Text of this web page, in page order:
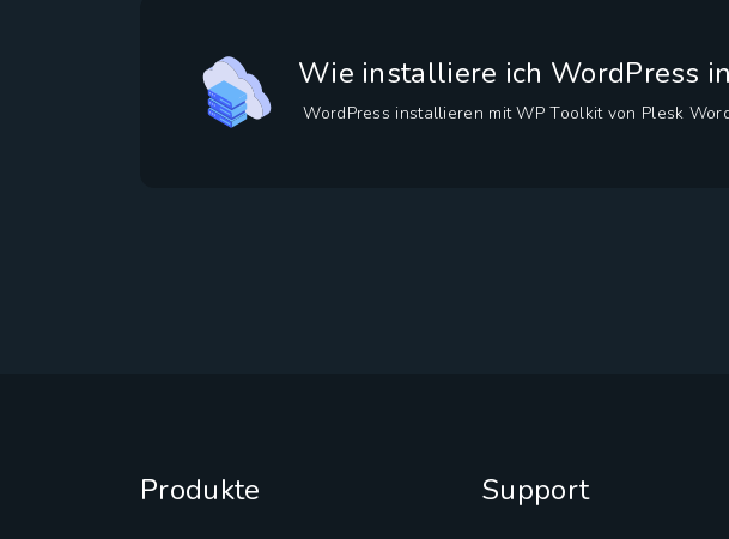
Wie installiere ich WordPress
WordPress installieren mit WP Toolkit von Plesk
Produkte Support